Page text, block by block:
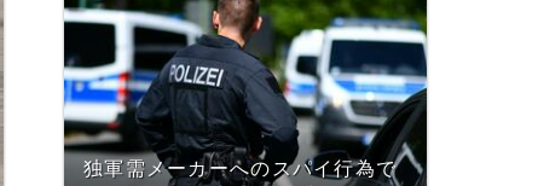
独軍需メーカーへのスパイ行為で